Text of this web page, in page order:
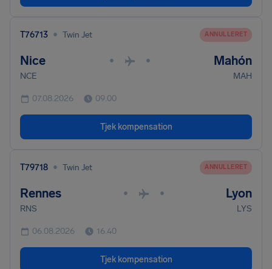
T76713 • Twin Jet ANNULLERET
Nice • • Mahón
NCE MAH
07.08.2026 09.00
Tjek kompensation
T79718 • Twin Jet ANNULLERET
Rennes • • Lyon
RNS LYS
06.08.2026 16.40
Tjek kompensation